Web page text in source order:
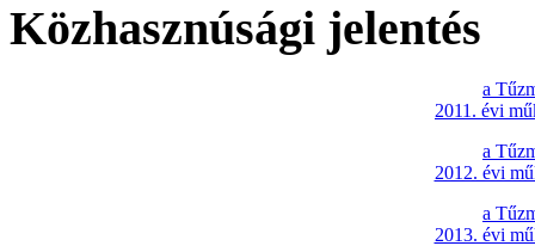
Közhasznúsági jelentés
a
2011. évi
a
2012. évi
a
2013. évi